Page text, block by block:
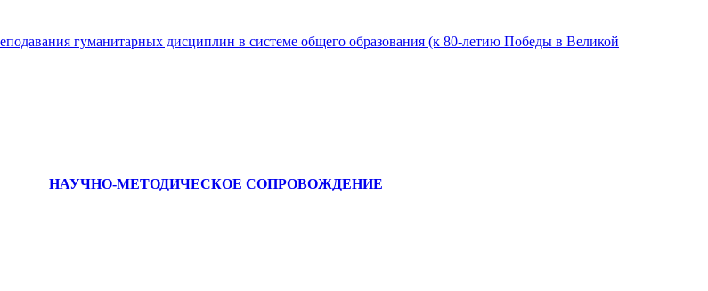
гуманитарных дисциплин в системе общего образования (к 80-летию Победы в Великой
НАУЧНО-МЕТОДИЧЕСКОЕ СОПРОВОЖДЕНИЕ